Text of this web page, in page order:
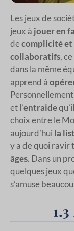
Les jeux de
jeux à jouer en
decomplicité et
collaboratifs,
dans la même
apprend à
et l’entraide
choix entre le
aujourd’hui la
y a de quoi ravir
âges. Dans un
quelques jeux
s’amuse